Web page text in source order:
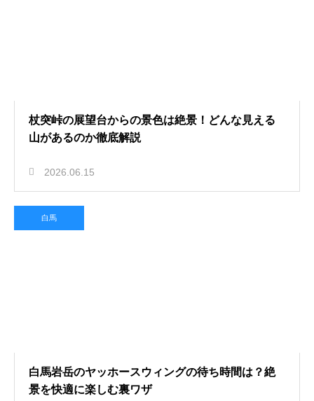
杖突峠の展望台からの景色は絶景！どんな見える
山があるのか徹底解説
2026.06.15
白馬
白馬岩岳のヤッホースウィングの待ち時間は？絶
景を快適に楽しむ裏ワザ